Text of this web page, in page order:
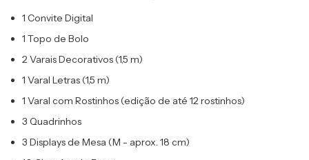
1 Convite Digital
1 Topo de Bolo
2 Varais Decorativos (1,5 m)
1 Varal Letras (1,5 m)
1 Varal com Rostinhos (edição de até 12 rostinhos)
3 Quadrinhos
3 Displays de Mesa (M - aprox. 18 cm)